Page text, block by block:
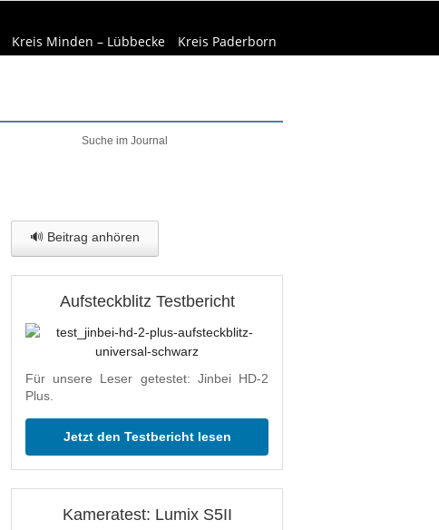
Kreis Minden – Lübbecke Kreis Paderborn
🔊 Beitrag anhören
Aufsteckblitz Testbericht
Für unsere Leser getestet: Jinbei HD-2
Plus.
Jetzt den Testbericht lesen
Kameratest: Lumix S5II